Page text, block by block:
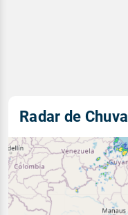
Radar de Chuva